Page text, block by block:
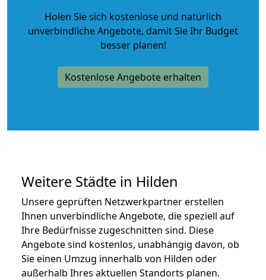
Holen Sie sich kostenlose und natürlich
unverbindliche Angebote, damit Sie Ihr Budget
besser planen!
Kostenlose Angebote erhalten
Weitere Städte in Hilden
Unsere geprüften Netzwerkpartner erstellen
Ihnen unverbindliche Angebote, die speziell auf
Ihre Bedürfnisse zugeschnitten sind. Diese
Angebote sind kostenlos, unabhängig davon, ob
Sie einen Umzug innerhalb von Hilden oder
außerhalb Ihres aktuellen Standorts planen.